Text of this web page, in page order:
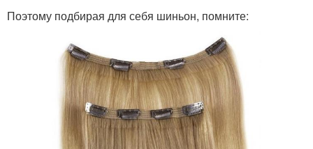
Поэтому подбирая для себя шиньон, помните: